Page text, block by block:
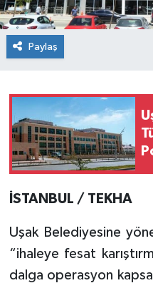
Paylaş
İSTANBUL / TEKHA
Uşak Belediyesine
“ihaleye fesat
dalga operasyon